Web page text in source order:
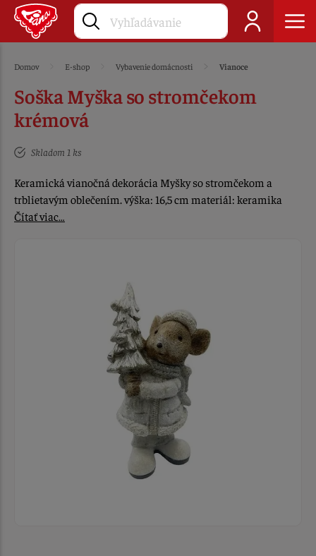
Domov E-shop Vybavenie domácnosti Vianoce
Soška Myška so stromčekom
krémová
Skladom 1 ks
Keramická vianočná dekorácia Myšky so stromčekom a
trblietavým oblečením. výška: 16,5 cm materiál: keramika
Čítať viac…